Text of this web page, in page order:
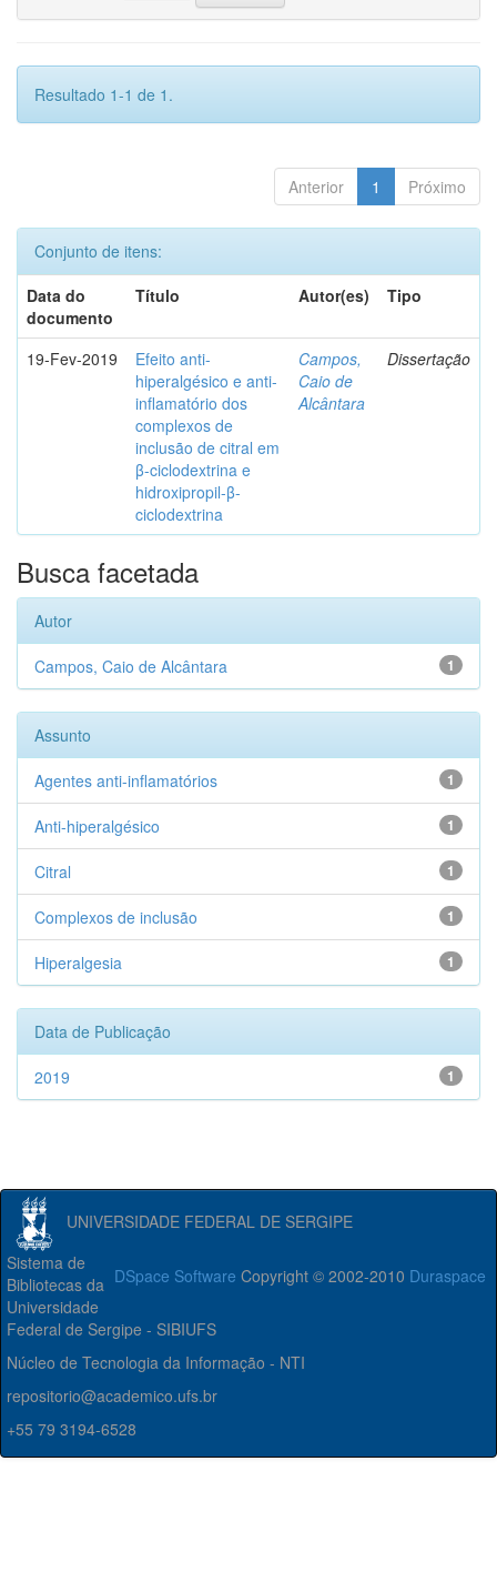
Resultado 1-1 de 1.
Anterior 1 Próximo
Conjunto de itens:
Data do
documento
Título Autor(es) Tipo
19-Fev-2019
Efeito anti-
hiperalgésico e anti-
inflamatório dos
complexos de
inclusão de citral em
β-ciclodextrina e
hidroxipropil-β-
ciclodextrina
Campos,
Caio de
Alcântara
Dissertação
Busca facetada
Autor
1
Campos, Caio de Alcântara
Assunto
1
Agentes anti-inflamatórios
1
Anti-hiperalgésico
1
Citral
1
Complexos de inclusão
1
Hiperalgesia
Data de Publicação
1
2019
UNIVERSIDADE FEDERAL DE SERGIPE
DSpace Software Copyright © 2002-2010 Duraspace
Sistema de
Bibliotecas da
Universidade
Federal de Sergipe - SIBIUFS
Núcleo de Tecnologia da Informação - NTI
repositorio@academico.ufs.br
+55 79 3194-6528